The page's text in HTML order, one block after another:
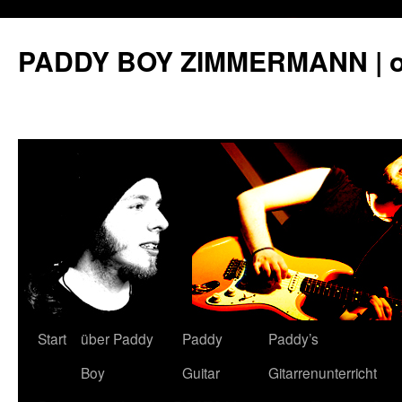
PADDY BOY ZIMMERMANN
Springe
Start
über Paddy
Boy
Paddy
Guitar
Paddy’s
Gitarrenunterricht